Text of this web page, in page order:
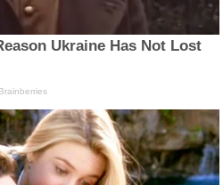
Ukraine Has Not Lost
Brainberries